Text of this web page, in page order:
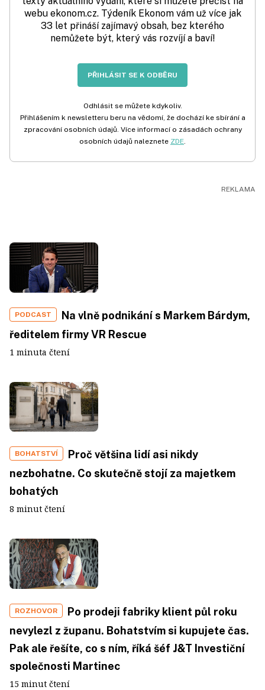
webu ekonom.cz. Týdeník Ekonom vám už více jak
33 let přináší zajímavý obsah, bez kterého
nemůžete být, který vás rozvíjí a baví!
PŘIHLÁSIT SE K ODBĚRU
Odhlásit se můžete kdykoliv.
Přihlášením k newsletteru beru na vědomí, že dochází ke sbírání a
zpracování osobních údajů. Více informací o zásadách ochrany
osobních údajů naleznete ZDE.
PODCAST
Na vlně podnikání s Markem Bárdym,
ředitelem firmy VR Rescue
1 minuta čtení
BOHATSTVÍ
Proč většina lidí asi nikdy
nezbohatne. Co skutečně stojí za majetkem
bohatých
8 minut čtení
ROZHOVOR
Po prodeji fabriky klient půl roku
nevylezl z županu. Bohatstvím si kupujete čas.
Pak ale řešíte, co s ním, říká šéf J&T Investiční
společnosti Martinec
15 minut čtení